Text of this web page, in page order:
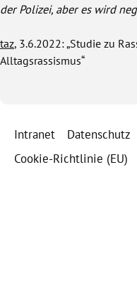
der Polizei, aber es wird
taz, 3.6.2022: „Studie zu
Alltagsrassismus“
Intranet Datenschutz
Cookie-Richtlinie (EU)